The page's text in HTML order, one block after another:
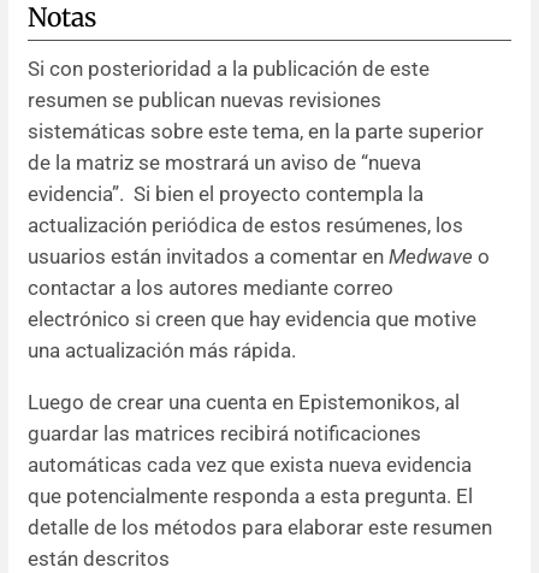
Notas
Si con posterioridad a la publicación de este
resumen se publican nuevas revisiones
sistemáticas sobre este tema, en la parte superior
de la matriz se mostrará un aviso de “nueva
evidencia”. Si bien el proyecto contempla la
actualización periódica de estos resúmenes, los
usuarios están invitados a comentar en Medwave o
contactar a los autores mediante correo
electrónico si creen que hay evidencia que motive
una actualización más rápida.
Luego de crear una cuenta en Epistemonikos, al
guardar las matrices recibirá notificaciones
automáticas cada vez que exista nueva evidencia
que potencialmente responda a esta pregunta. El
detalle de los métodos para elaborar este resumen
están descritos